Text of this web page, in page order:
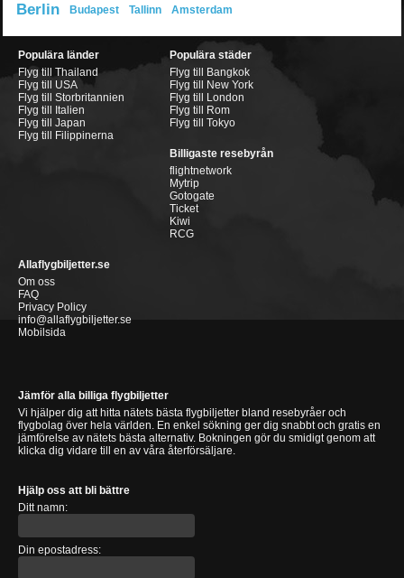
Berlin
Budapest Tallinn Amsterdam
Populära länder
Flyg till Thailand
Flyg till USA
Flyg till Storbritannien
Flyg till Italien
Flyg till Japan
Flyg till Filippinerna
Populära städer
Flyg till Bangkok
Flyg till New York
Flyg till London
Flyg till Rom
Flyg till Tokyo
Billigaste resebyrån
flightnetwork
Mytrip
Gotogate
Ticket
Kiwi
RCG
Allaflygbiljetter.se
Om oss
FAQ
Privacy Policy
info@allaflygbiljetter.se
Mobilsida
Jämför alla billiga flygbiljetter
Vi hjälper dig att hitta nätets bästa flygbiljetter bland resebyråer och
flygbolag över hela världen. En enkel sökning ger dig snabbt och gratis en
jämförelse av nätets bästa alternativ. Bokningen gör du smidigt genom att
klicka dig vidare till en av våra återförsäljare.
Hjälp oss att bli bättre
Ditt namn:
Din epostadress: